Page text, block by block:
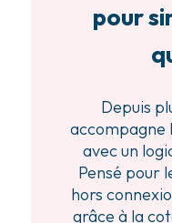
pour
Depuis
accompagne
avec un
Pensé pour
hors
grâce à la